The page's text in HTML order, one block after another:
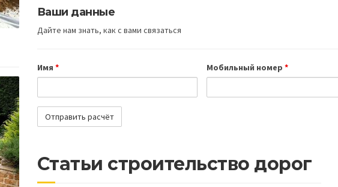
Ваши данные
Дайте нам знать, как с вами связаться
Имя * Мобильный номер *
Статьи строительство дорог